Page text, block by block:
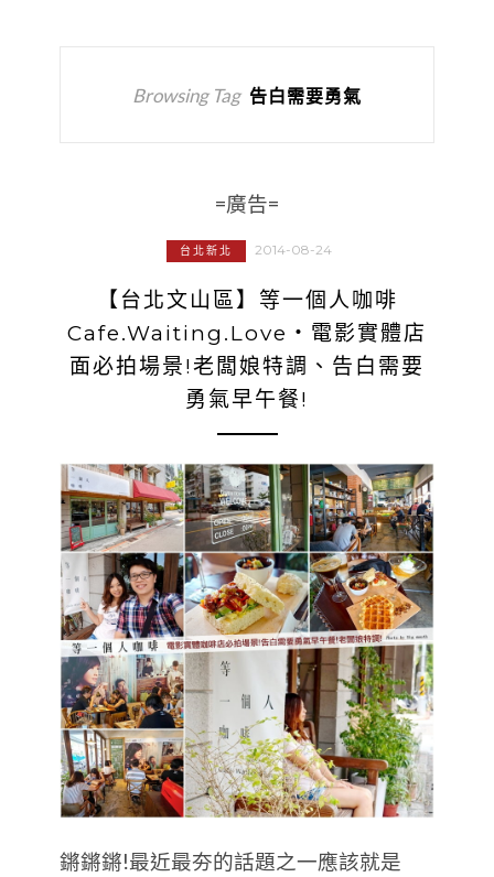
Browsing Tag 告白需要勇氣
=廣告=
台北新北 2014-08-24
【台北文山區】等一個人咖啡
Cafe.Waiting.Love‧電影實體店
面必拍場景!老闆娘特調、告白需要
勇氣早午餐!
鏘鏘鏘!最近最夯的話題之一應該就是